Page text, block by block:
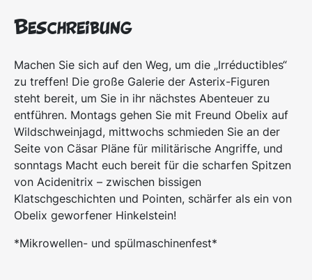
Beschreibung
Machen Sie sich auf den Weg, um die „Irréductibles“
zu treffen! Die große Galerie der Asterix-Figuren
steht bereit, um Sie in ihr nächstes Abenteuer zu
entführen. Montags gehen Sie mit Freund Obelix auf
Wildschweinjagd, mittwochs schmieden Sie an der
Seite von Cäsar Pläne für militärische Angriffe, und
sonntags Macht euch bereit für die scharfen Spitzen
von Acidenitrix – zwischen bissigen
Klatschgeschichten und Pointen, schärfer als ein von
Obelix geworfener Hinkelstein!
*Mikrowellen- und spülmaschinenfest*